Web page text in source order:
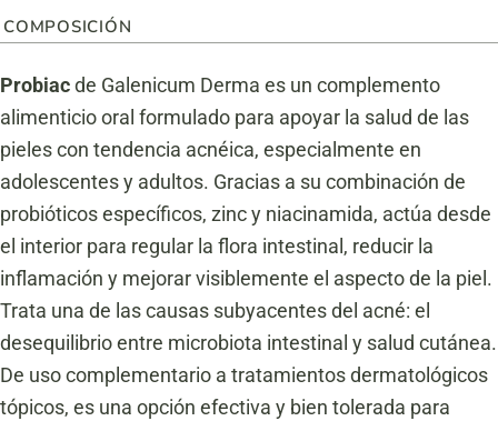
COMPOSICIÓN
Probiacde Galenicum Derma es un complemento
alimenticio oral formulado para apoyar la salud de las
pieles con tendencia acnéica, especialmente en
adolescentes y adultos. Gracias a su combinación de
probióticos específicos, zinc y niacinamida, actúa desde
el interior para regular la flora intestinal, reducir la
inflamación y mejorar visiblemente el aspecto de la piel.
Trata una de las causas subyacentes del acné: el
desequilibrio entre microbiota intestinal y salud cutánea.
De uso complementario a tratamientos dermatológicos
tópicos, es una opción efectiva y bien tolerada para